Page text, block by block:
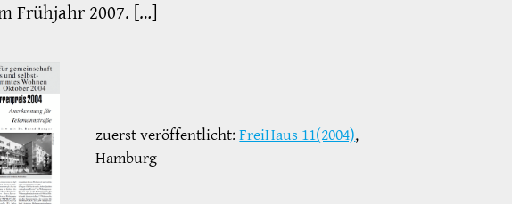
Frühjahr 2007. […]
zuerst veröffentlicht:FreiHaus 11(2004),
Hamburg